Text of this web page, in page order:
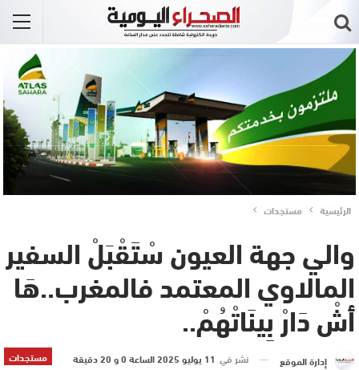
الرئيسية مستجدات
والي جهة العيون سْتَقْبَلْ السفير
المالاوي المعتمد فالمغرب..هَا
أشْ دَارْ بِينَاتْهُمْ..
مستجدات إدارة الموقع نشر في 11 يوليو 2025 الساعة 0 و 20 دقيقة